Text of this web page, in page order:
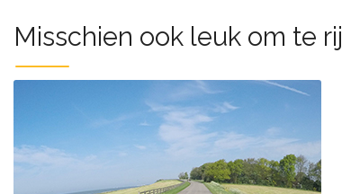
Misschien ook leuk om te